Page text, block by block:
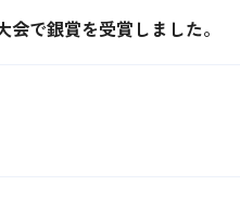
で銀賞を受賞しました。